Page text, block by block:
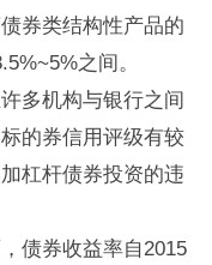
券类结构性产品的
之间。
多机构与银行之间
的券信用评级有较
杠杆债券投资的违
债券收益率自2015